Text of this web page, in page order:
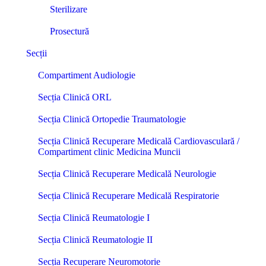
Sterilizare
Prosectură
Secții
Compartiment Audiologie
Secția Clinică ORL
Secția Clinică Ortopedie Traumatologie
Secția Clinică Recuperare Medicală Cardiovasculară /
Compartiment clinic Medicina Muncii
Secția Clinică Recuperare Medicală Neurologie
Secția Clinică Recuperare Medicală Respiratorie
Secția Clinică Reumatologie I
Secția Clinică Reumatologie II
Secția Recuperare Neuromotorie